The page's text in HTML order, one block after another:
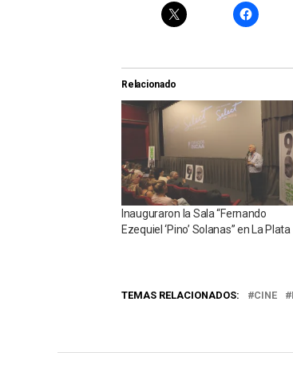
Relacionado
Inauguraron la Sala “Fernando
Ezequiel ‘Pino’ Solanas” en La Plata
TEMAS RELACIONADOS: CINE